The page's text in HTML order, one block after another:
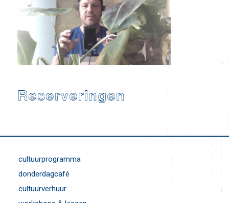
Reserveringen
cultuurprogramma
donderdagcafé
cultuurverhuur